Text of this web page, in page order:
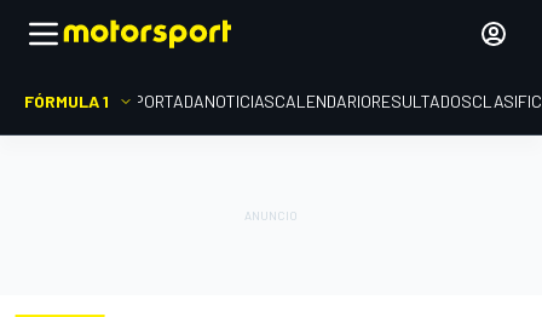
FÓRMULA 1 PORTADANOTICIASCALENDARIORESULTADOS